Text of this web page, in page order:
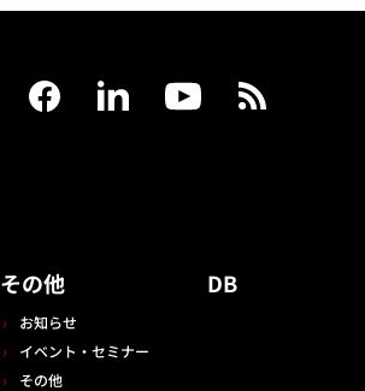
その他
お知らせ
イベント・セミナー
その他
DB